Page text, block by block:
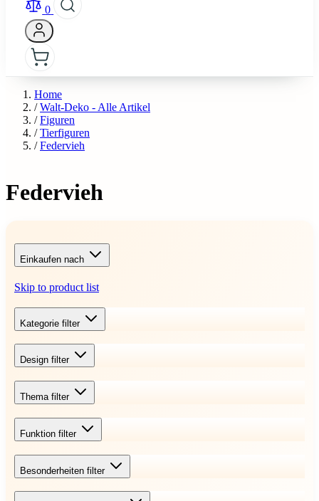
0
Home
/ Walt-Deko - Alle Artikel
/ Figuren
/ Tierfiguren
/ Federvieh
Federvieh
Einkaufen nach
Skip to product list
Kategorie filter
Design filter
Thema filter
Funktion filter
Besonderheiten filter